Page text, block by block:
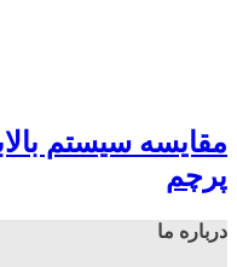
سیستم
ما